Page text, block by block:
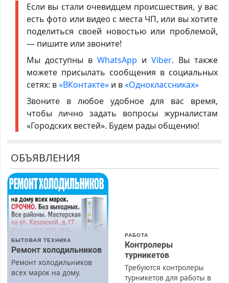
Если вы стали очевидцем происшествия, у вас
есть фото или видео с места ЧП, или вы хотите
поделиться своей новостью или проблемой,
— пишите или звоните!
Мы доступны в WhatsApp иViber. Вы также
можете присылать сообщения в социальных
сетях: в«ВКонтакте»и в«Одноклассниках»
Звоните в любое удобное для вас время,
чтобы лично задать вопросы журналистам
«Городских вестей». Будем рады общению!
ОБЪЯВЛЕНИЯ
БЫТОВАЯ ТЕХНИКА
Ремонт холодильников
Ремонт холодильников
всех марок на дому.
РАБОТА
Контролеры
турникетов
Требуются контролеры
турникетов для работы в